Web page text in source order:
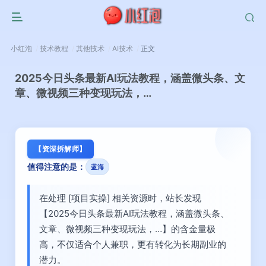
小红泡 技术教程 其他技术 AI技术 正文
2025今日头条最新AI玩法教程，涵盖微头条、文
章、微视频三种变现玩法，…
【资深拆解师】
值得注意的是： 蓝海
在处理 [项目实操] 相关资源时，站长发现
【2025今日头条最新AI玩法教程，涵盖微头条、
文章、微视频三种变现玩法，…】的含金量极
高，不仅适合个人兼职，更有转化为长期副业的
潜力。